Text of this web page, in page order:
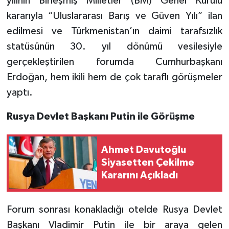
kararıyla “Uluslararası Barış ve Güven Yılı” ilan
edilmesi ve Türkmenistan’ın daimi tarafsızlık
statüsünün 30. yıl dönümü vesilesiyle
gerçekleştirilen forumda Cumhurbaşkanı
Erdoğan, hem ikili hem de çok taraflı görüşmeler
yaptı.
Rusya Devlet Başkanı Putin ile Görüşme
Ahmet Davutoğlu
Siyasetten Çekilme
Kararını Açıkladı
Forum sonrası konakladığı otelde Rusya Devlet
Başkanı Vladimir Putin ile bir araya gelen